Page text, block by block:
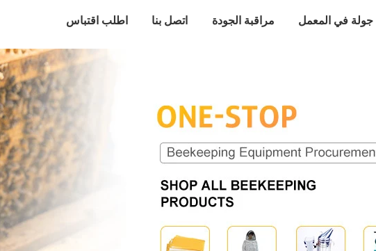
جولة في المعمل مراقبة الجودة اتصل بنا اطلب اقتباس